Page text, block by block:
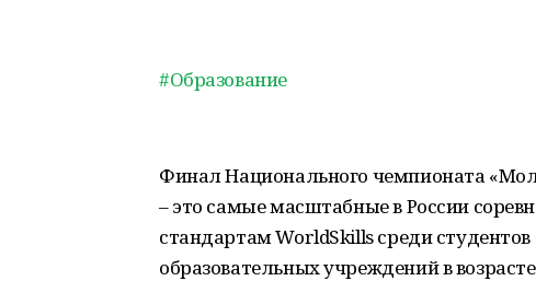
#Образование
Финал Национального чемпионата
– это самые масштабные в России
стандартам WorldSkills среди
образовательных учреждений в